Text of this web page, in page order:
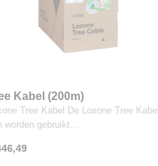
Kabel (200m)
Tree Kabel De Loxone Tree Kabel
worden gebruikt…